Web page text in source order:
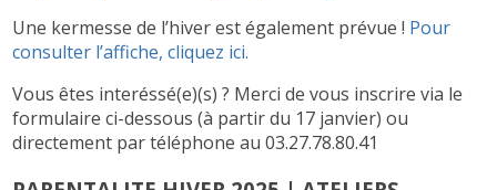
Une kermesse de l’hiver est également prévue ! Pour
consulter l’affiche, cliquez ici.
Vous êtes interéssé(e)(s) ? Merci de vous inscrire via le
formulaire ci-dessous (à partir du 17 janvier) ou
directement par téléphone au 03.27.78.80.41